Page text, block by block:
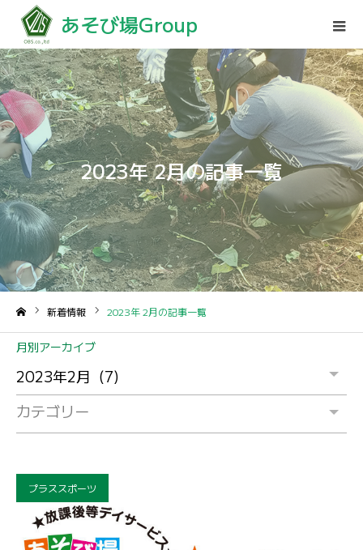
あそび場Group
2023年 2月の記事一覧
新着情報 2023年 2月の記事一覧
月別アーカイブ
カテゴリー
プラススポーツ